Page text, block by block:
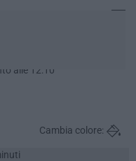
alle 12:10
Cambia colore: